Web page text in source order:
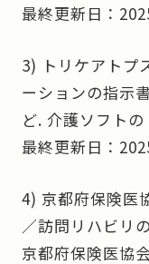
最終更新日：
3) トリケアトプ
ーションの指示
ど. 介護ソフトの
最終更新日：
4) 京都府保険医
／訪問リハビリ
京都府保険医協